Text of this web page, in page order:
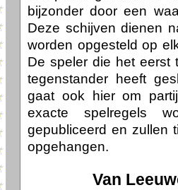
bijzonder door een
Deze schijven dienen
worden opgesteld op
De speler die het eerst
tegenstander heeft
gaat ook hier om
exacte spelregels
gepubliceerd en zullen
opgehangen.
Van